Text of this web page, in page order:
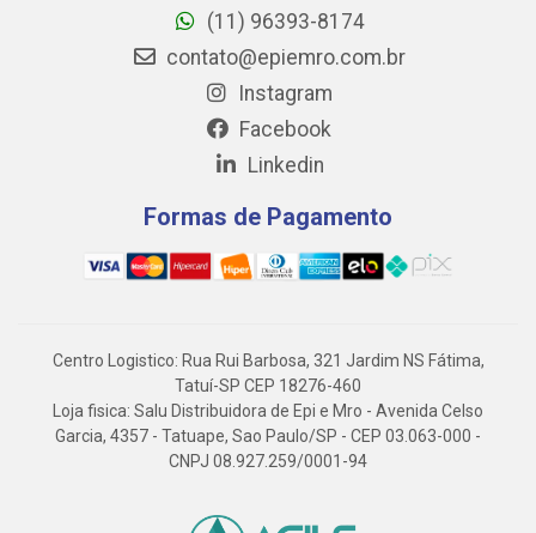
(11) 96393-8174
contato@epiemro.com.br
Instagram
Facebook
Linkedin
Formas de Pagamento
Centro Logistico: Rua Rui Barbosa, 321 Jardim NS Fátima,
Tatuí-SP CEP 18276-460
Loja fisica: Salu Distribuidora de Epi e Mro - Avenida Celso
Garcia, 4357 - Tatuape, Sao Paulo/SP - CEP 03.063-000 -
CNPJ 08.927.259/0001-94